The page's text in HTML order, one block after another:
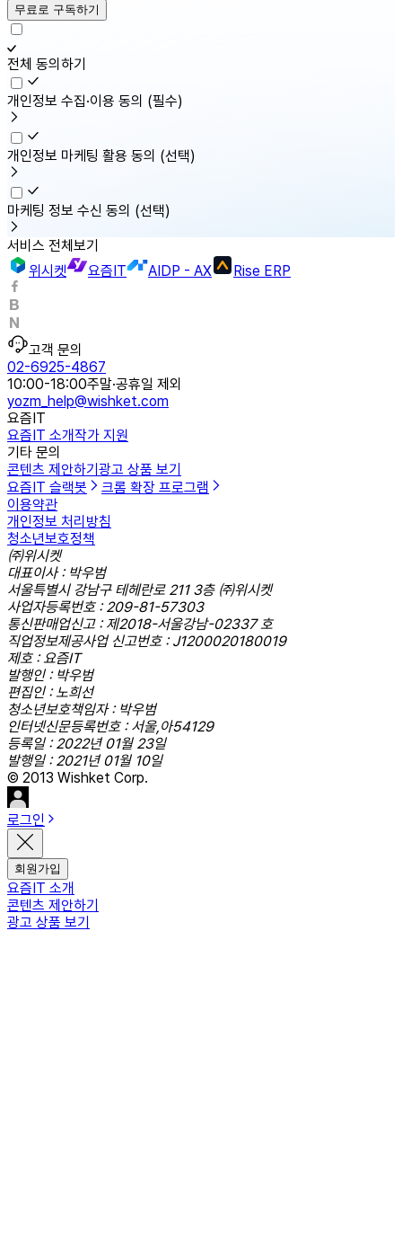
무료로 구독하기
전체 동의하기
개인정보 수집·이용 동의 (필수)
개인정보 마케팅 활용 동의 (선택)
마케팅 정보 수신 동의 (선택)
서비스 전체보기
위시켓
요즘IT AIDP - AX Rise ERP
고객 문의
02-6925-4867
10:00-18:00주말·공휴일 제외
yozm_help@wishket.com
요즘IT
요즘IT 소개작가 지원
기타 문의
콘텐츠 제안하기광고 상품 보기
요즘IT 슬랙봇
크롬 확장 프로그램
이용약관
개인정보 처리방침
청소년보호정책
㈜위시켓
대표이사 : 박우범
서울특별시 강남구 테헤란로 211 3층 ㈜위시켓
사업자등록번호 : 209-81-57303
통신판매업신고 : 제2018-서울강남-02337 호
직업정보제공사업 신고번호 : J1200020180019
제호 : 요즘IT
발행인 : 박우범
편집인 : 노희선
청소년보호책임자 : 박우범
인터넷신문등록번호 : 서울,아54129
등록일 : 2022년 01월 23일
발행일 : 2021년 01월 10일
© 2013 Wishket Corp.
로그인
회원가입
요즘IT 소개
콘텐츠 제안하기
광고 상품 보기